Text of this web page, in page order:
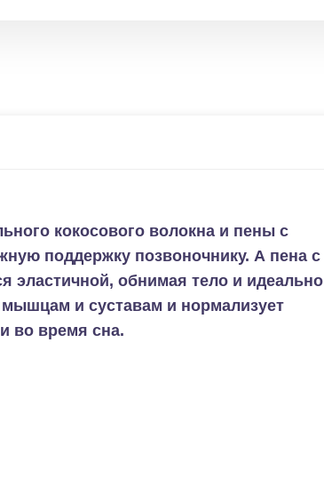
кокосового волокна и пены с
поддержку позвоночнику. А пена с
эластичной, обнимая тело и идеально
и суставам и нормализует
во время сна.